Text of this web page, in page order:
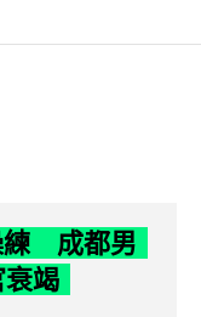
練 成都男
竭